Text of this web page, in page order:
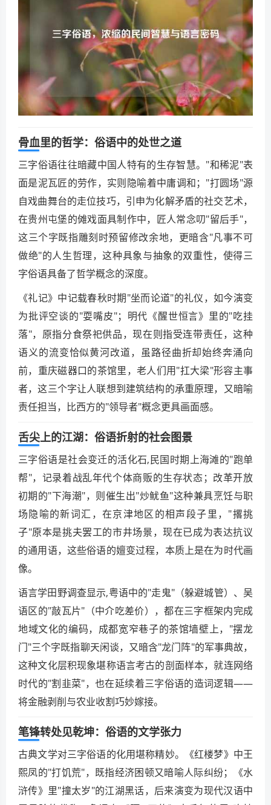
骨血里的哲学：俗语中的处世之道
三字俗语往往暗藏中国人特有的生存智慧。"和稀泥"表
面是泥瓦匠的劳作，实则隐喻着中庸调和；"打圆场"源
自戏曲舞台的走位技巧，引申为化解矛盾的社交艺术，
在贵州屯堡的傩戏面具制作中，匠人常念叨"留后手"，
这三个字既指雕刻时预留修改余地，更暗含"凡事不可
做绝"的人生哲理，这种具象与抽象的双重性，使得三
字俗语具备了哲学概念的深度。
《礼记》中记载春秋时期"坐而论道"的礼仪，如今演变
为批评空谈的"耍嘴皮"；明代《醒世恒言》里的"吃挂
落"，原指分食祭祀供品，现在则指受连带责任，这种
语义的流变恰似黄河改道，虽路径曲折却始终奔涌向
前，重庆磁器口的茶馆里，老人们用"扛大梁"形容主事
者，这三个字让人联想到建筑结构的承重原理，又暗喻
责任担当，比西方的"领导者"概念更具画面感。
舌尖上的江湖：俗语折射的社会图景
三字俗语是社会变迁的活化石,民国时期上海滩的"跑单
帮"，记录着战乱年代个体商贩的生存状态；改革开放
初期的"下海潮"，则催生出"炒鱿鱼"这种兼具烹饪与职
场隐喻的新词汇，在京津地区的相声段子里，"撂挑
子"原本是挑夫罢工的市井场景，现在已成为表达抗议
的通用语，这些俗语的嬗变过程，本质上是在为时代画
像。
语言学田野调查显示,粤语中的"走鬼"（躲避城管）、吴
语区的"敲瓦片"（中介吃差价），都在三字框架内完成
地域文化的编码，成都宽窄巷子的茶馆墙壁上，"摆龙
门"三个字既指聊天闲谈，又暗含"龙门阵"的军事典故，
这种文化层积现象堪称语言考古的剖面样本，就连网络
时代的"割韭菜"，也在延续着三字俗语的造词逻辑——
将金融剥削与农业收割巧妙嫁接。
笔锋转处见乾坤：俗语的文学张力
古典文学对三字俗语的化用堪称精妙。《红楼梦》中王
熙凤的"打饥荒"，既指经济困顿又暗喻人际纠纷；《水
浒传》里"撞太岁"的江湖黑话，后来演变为现代汉语中